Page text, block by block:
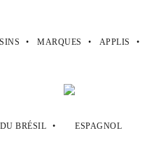
MARQUES APPLIS